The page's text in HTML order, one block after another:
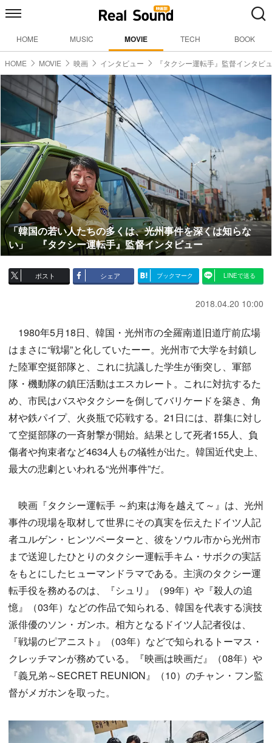
HOME MUSIC MOVIE TECH BOOK
HOME MOVIE 映画 インタビュー 『タクシー運転手』監督インタビ
「韓国の若い人たちの多くは、光州事件を深くは知らな
い」 『タクシー運転手』監督インタビュー
ポスト シェア ブックマーク LINEで送る
2018.04.20 10:00
1980年5月18日、韓国・光州市の全羅南道旧道庁前広場
はまさに“戦場”と化していたーー。光州市で大学を封鎖し
た陸軍空挺部隊と、これに抗議した学生が衝突し、軍部
隊・機動隊の鎮圧活動はエスカレート。これに対抗するた
め、市民はバスやタクシーを倒してバリケードを築き、角
材や鉄パイプ、火炎瓶で応戦する。21日には、群集に対し
て空挺部隊の一斉射撃が開始。結果として死者155人、負
傷者や拘束者など4634人もの犠牲が出た。韓国近代史上、
最大の悲劇といわれる“光州事件”だ。
映画『タクシー運転手 ～約束は海を越えて～』は、光州
事件の現場を取材して世界にその真実を伝えたドイツ人記
者ユルゲン・ヒンツペーターと、彼をソウル市から光州市
まで送迎したひとりのタクシー運転手キム・サボクの実話
をもとにしたヒューマンドラマである。主演のタクシー運
転手役を務めるのは、『シュリ』（99年）や『殺人の追
憶』（03年）などの作品で知られる、韓国を代表する演技
派俳優のソン・ガンホ。相方となるドイツ人記者役は、
『戦場のピアニスト』（03年）などで知られるトーマス・
クレッチマンが務めている。『映画は映画だ』（08年）や
『義兄弟～SECRET REUNION』（10）のチャン・フン監
督がメガホンを取った。